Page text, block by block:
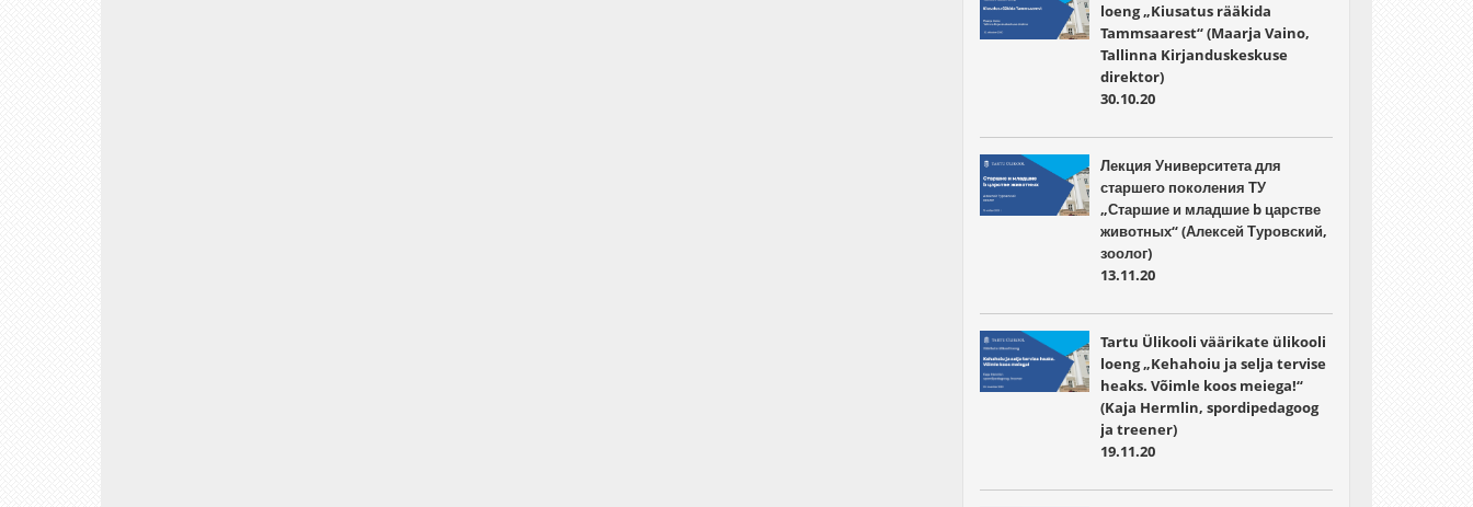
loeng „Kiusatus rääkida
Tammsaarest“ (Maarja Vaino,
Tallinna Kirjanduskeskuse
direktor)
30.10.20
Лекция Университета для
старшего поколения ТУ
„Старшие и младшие b царстве
животных“ (Алексей Туровский,
зоолог)
13.11.20
Tartu Ülikooli väärikate ülikooli
loeng „Kehahoiu ja selja tervise
heaks. Võimle koos meiega!“
(Kaja Hermlin, spordipedagoog
ja treener)
19.11.20